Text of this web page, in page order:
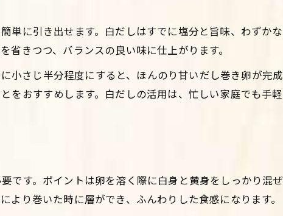
わふわに仕上げる裏ワザ紹介
だし巻き卵の魅力
す甘いだし巻き卵の深い味
の理由は白だしの活用法にあり
きる出汁巻き卵レシピ
い出汁巻き卵の黄金比レシピ
に引き出せます。白だしはすでに塩分と旨味、わずか
きつつ、バランスの良い味に仕上がります。
さじ半分程度にすると、ほんのり甘いだし巻き卵が完
をおすすめします。白だしの活用は、忙しい家庭でも手
です。ポイントは卵を溶く際に白身と黄身をしっかり混
り巻いた時に層ができ、ふんわりした食感になります。